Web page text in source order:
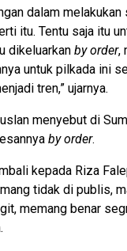
dalam
itu. Tentu saja itu
dikeluarkan by order,
untuk pilkada ini
tren,” ujarnya.
menyebut di
by order.
kepada Riza
tidak di publis,
memang benar